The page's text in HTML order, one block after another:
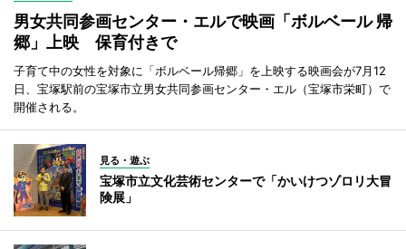
男女共同参画センター・エルで映画「ボルベール 帰
郷」上映 保育付きで
子育て中の女性を対象に「ボルベール帰郷」を上映する映画会が7月12
日、宝塚駅前の宝塚市立男女共同参画センター・エル（宝塚市栄町）で
開催される。
見る・遊ぶ
宝塚市立文化芸術センターで「かいけつゾロリ大冒
険展」